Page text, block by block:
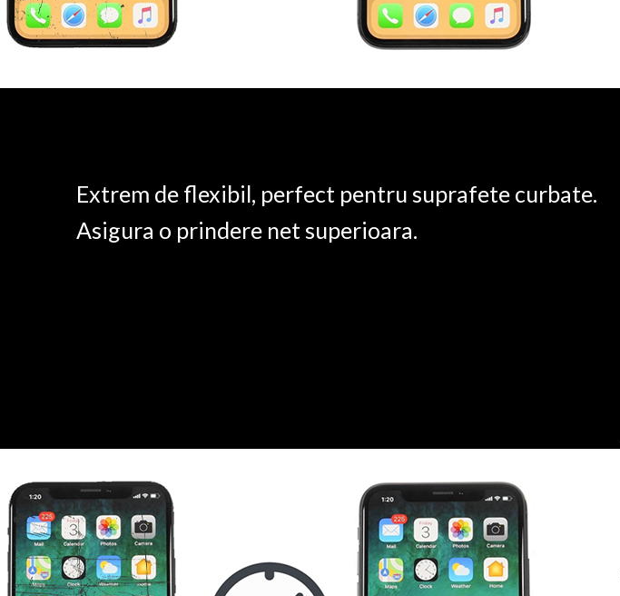
Extrem de flexibil, perfect pentru suprafete curbate.
Asigura o prindere net superioara.